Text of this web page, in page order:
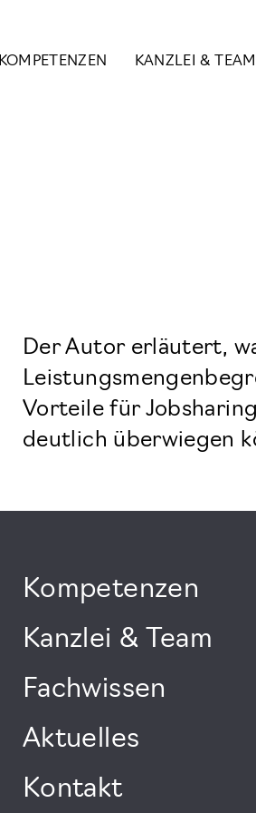
KOMPETENZEN KANZLEI & TEAM
Der Autor erläutert,
Vorteile für
deutlich überwiegen
Kompetenzen
Kanzlei & Team
Fachwissen
Aktuelles
Kontakt